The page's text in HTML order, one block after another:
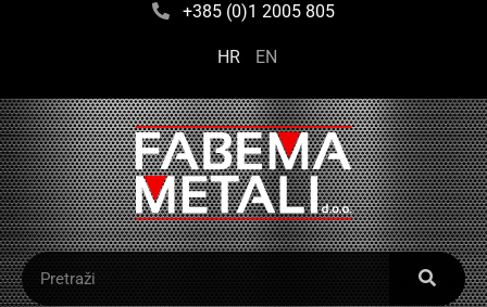
+385 (0)1 2005 805
HR EN